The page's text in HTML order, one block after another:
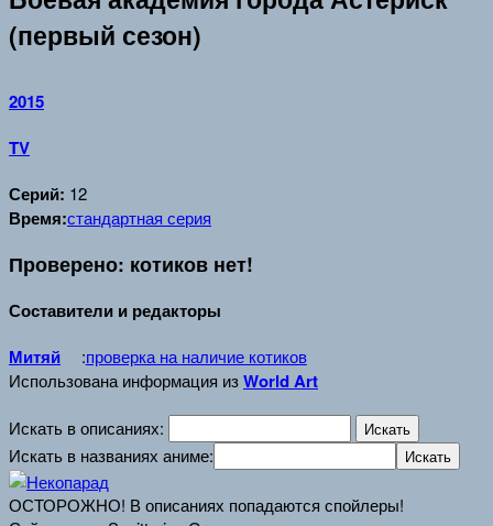
(первый сезон)
2015
TV
Серий: 12
Время:стандартная серия
Проверено: котиков нет!
Составители и редакторы
Митяй
:проверка на наличие котиков
Использована информация изWorld Art
Искать в описаниях:
Искать в названиях аниме:
ОСТОРОЖНО! В описаниях попадаются спойлеры!